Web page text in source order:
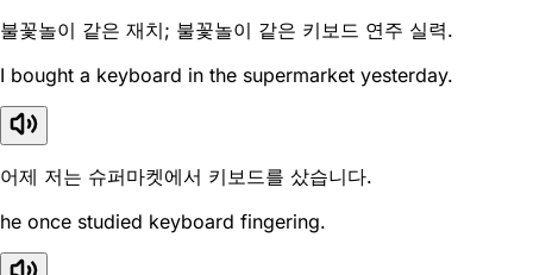
불꽃놀이 같은 재치; 불꽃놀이 같은 키보드 연주 실력.
I bought a keyboard in the supermarket yesterday.
어제 저는 슈퍼마켓에서 키보드를 샀습니다.
he once studied keyboard fingering.